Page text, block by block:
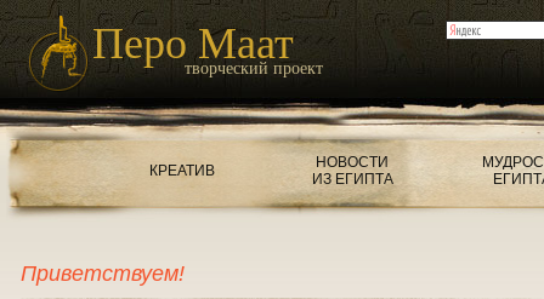
Перо Маат
творческий проект
КРЕАТИВ
НОВОСТИ
ИЗ ЕГИПТА
Приветствуем!